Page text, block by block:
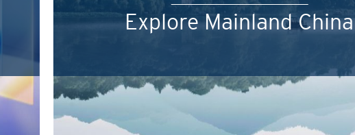
Explore Mainland China
인기순